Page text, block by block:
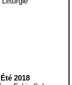
Été 2018